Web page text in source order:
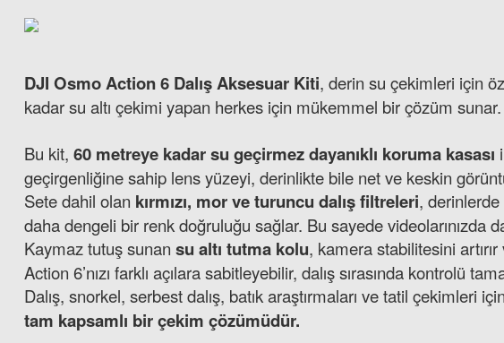
DJI Osmo Action 6 Dalış Aksesuar Kiti, derin su çekimleri için
kadar su altı çekimi yapan herkes için mükemmel bir çözüm sunar.
Bu kit, 60 metreye kadar su geçirmez dayanıklı koruma kasası
geçirgenliğine sahip lens yüzeyi, derinlikte bile net ve keskin
Sete dahil olan kırmızı, mor ve turuncu dalış filtreleri,
daha dengeli bir renk doğruluğu sağlar. Bu sayede
Kaymaz tutuş sunan su altı tutma kolu, kamera stabilitesini
Action 6’nızı farklı açılara sabitleyebilir, dalış sırasında kontrolü
Dalış, snorkel, serbest dalış, batık araştırmaları ve tatil çekimleri
tam kapsamlı bir çekim çözümüdür.